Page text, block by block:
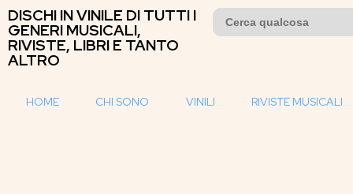
DISCHI IN VINILE DI TUTTI I
GENERI MUSICALI,
RIVISTE, LIBRI E TANTO
ALTRO
Search
for:
HOME CHI SONO VINILI RIVISTE MUSICALI